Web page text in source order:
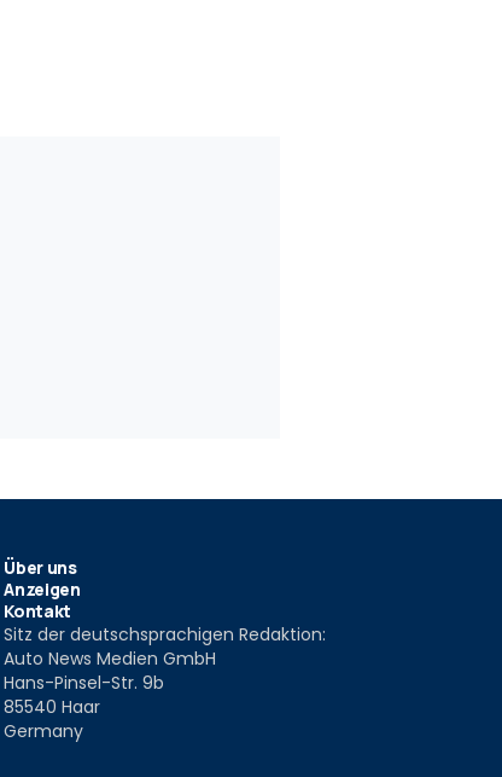
E-Tech Full
im Test
Über uns
Anzeigen
Kontakt
Sitz der deutschsprachigen Redaktion:
Auto News Medien GmbH
Hans-Pinsel-Str. 9b
85540 Haar
Germany